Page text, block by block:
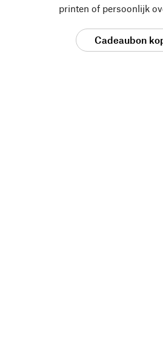
printen of persoonlijk
Cadeaubon